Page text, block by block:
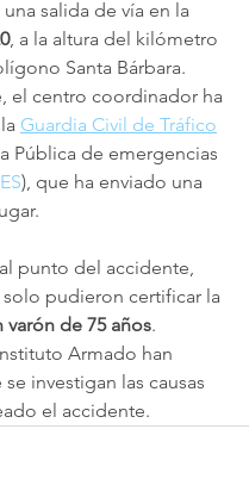
salida de vía en la
, a la altura del kilómetro
Santa Bárbara.
el centro coordinador ha
Guardia Civil de Tráfico
Pública de emergencias
), que ha enviado una
punto del accidente,
solo pudieron certificar la
varón de 75 años.
Armado han
investigan las causas
el accidente.